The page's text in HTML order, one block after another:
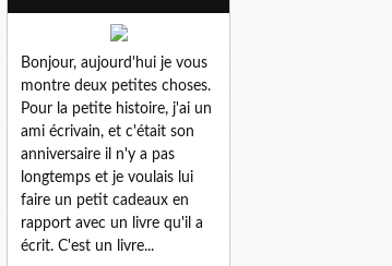
Bonjour, aujourd'hui je vous
montre deux petites choses.
Pour la petite histoire, j'ai un
ami écrivain, et c'était son
anniversaire il n'y a pas
longtemps et je voulais lui
faire un petit cadeaux en
rapport avec un livre qu'il a
écrit. C'est un livre...